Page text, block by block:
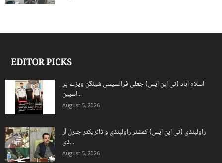
EDITOR PICKS
اسلام آباد (ٹی این ایس) جعلی فرانسیسی شینگن ویزے پر
اسپین...
August 5, 2026
راولپنڈی (ٹی این ایس) کمشنر راولپنڈی و ڈائریکٹر جنرل آر
ڈی...
August 5, 2026